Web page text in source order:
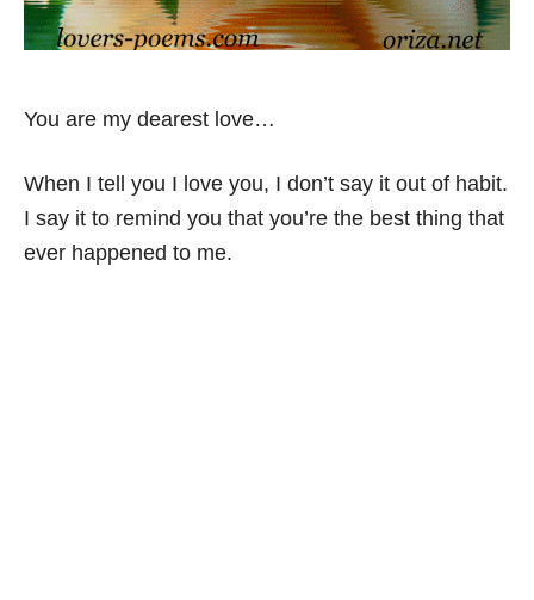
You are my dearest love…
When I tell you I love you, I don’t say it out of habit.
I say it to remind you that you’re the best thing that
ever happened to me.